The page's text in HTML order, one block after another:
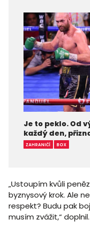
Je to peklo. Od
každý den,
ZAHRANIČÍ BOX
„Ustoupím kvůli
byznysový krok. Ale
respekt? Budu pak
musím zvážit,“ doplnil.